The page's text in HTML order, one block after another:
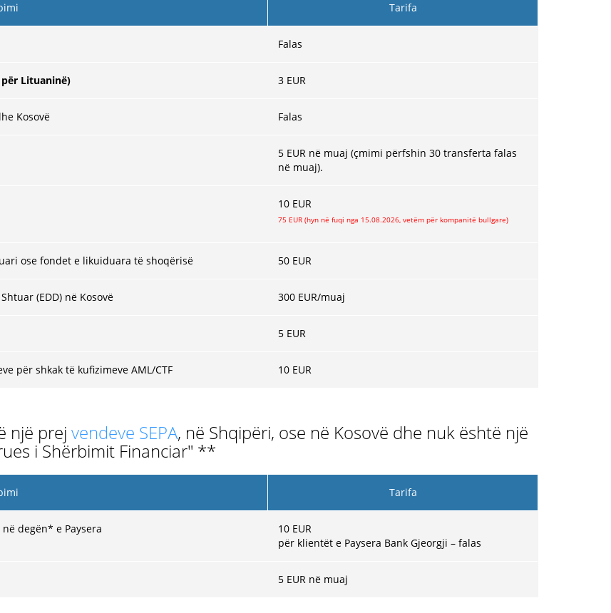
Tarifa
Falas
Lituaninë) 3 EUR
Kosovë Falas
5 EUR në muaj (çmimi përfshin 30 transferta falas
në muaj).
10 EUR
75 EUR (hyn në fuqi nga 15.08.2026, vetëm për kompanitë bullgare)
ose fondet e likuiduara të shoqërisë 50 EUR
(EDD) në Kosovë 300 EUR/muaj
5 EUR
për shkak të kufizimeve AML/CTF 10 EUR
një prej vendeve SEPA, në Shqipëri, ose në Kosovë dhe nuk është një
i Shërbimit Financiar" **
Tarifa
degën* e Paysera
10 EUR
për klientët e Paysera Bank Gjeorgji – falas
5 EUR në muaj